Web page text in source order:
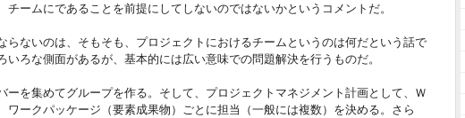
チームにであることを前提にしてしないのではないかというコメントだ。
らないのは、そもそも、プロジェクトにおけるチームというのは何だという話で
いろな側面があるが、基本的には広い意味での問題解決を行うものだ。
ーを集めてグループを作る。そして、プロジェクトマネジメント計画として、Ｗ
ワークパッケージ（要素成果物）ごとに担当（一般には複数）を決める。さら